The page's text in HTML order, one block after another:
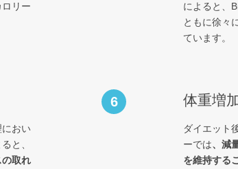
リー
によると、
ともに徐々
ています。
おい
と、
取れ
6 体重増
ダイエット
ーでは、減
を維持する